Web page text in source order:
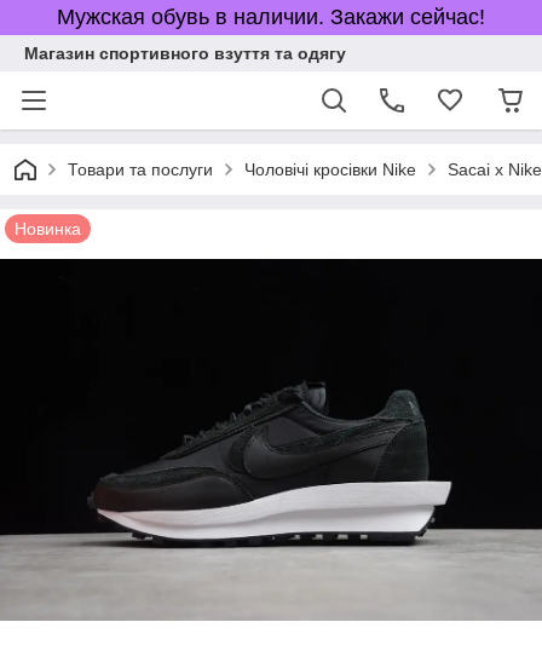
Мужская обувь в наличии. Закажи сейчас!
Магазин спортивного взуття та одягу
Товари та послуги Чоловічі кросівки Nike Sacai x
Новинка